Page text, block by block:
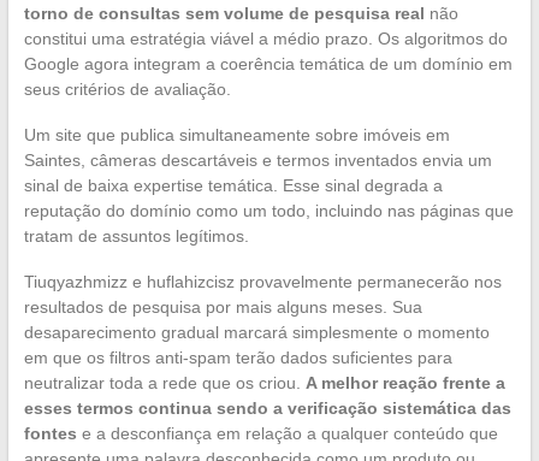
torno de consultas sem volume de pesquisa real não
constitui uma estratégia viável a médio prazo. Os algoritmos do
Google agora integram a coerência temática de um domínio em
seus critérios de avaliação.
Um site que publica simultaneamente sobre imóveis em
Saintes, câmeras descartáveis e termos inventados envia um
sinal de baixa expertise temática. Esse sinal degrada a
reputação do domínio como um todo, incluindo nas páginas que
tratam de assuntos legítimos.
Tiuqyazhmizz e huflahizcisz provavelmente permanecerão nos
resultados de pesquisa por mais alguns meses. Sua
desaparecimento gradual marcará simplesmente o momento
em que os filtros anti-spam terão dados suficientes para
neutralizar toda a rede que os criou. A melhor reação frente a
esses termos continua sendo a verificação sistemática das
fontes e a desconfiança em relação a qualquer conteúdo que